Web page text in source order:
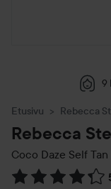
9
Etusivu Rebecca
Rebecca
Coco Daze Self
Siirtyä jhk